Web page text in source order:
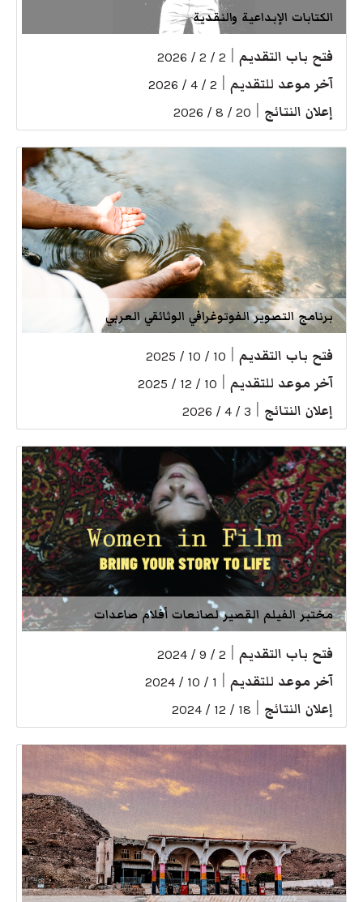
الكتابات الإبداعية والنقدية
فتح باب التقديم 2 / 2 / 2026
آخر موعد للتقديم 2 / 4 / 2026
إعلان النتائج 20 / 8 / 2026
برنامج التصوير الفوتوغرافي الوثائقي العربي
فتح باب التقديم 10 / 10 / 2025
آخر موعد للتقديم 10 / 12 / 2025
إعلان النتائج 3 / 4 / 2026
مختبر الفيلم القصير لصانعات أفلام صاعدات
فتح باب التقديم 2 / 9 / 2024
آخر موعد للتقديم 1 / 10 / 2024
إعلان النتائج 18 / 12 / 2024